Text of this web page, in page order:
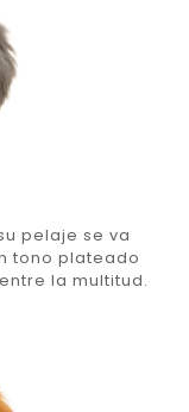
pelaje se va
tono plateado
la multitud.